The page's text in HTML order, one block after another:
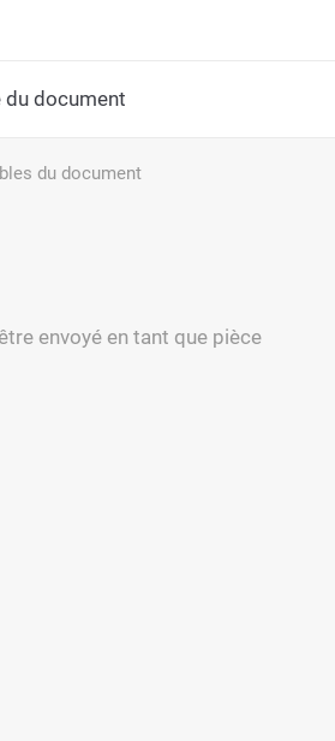
du document
du document
envoyé en tant que pièce